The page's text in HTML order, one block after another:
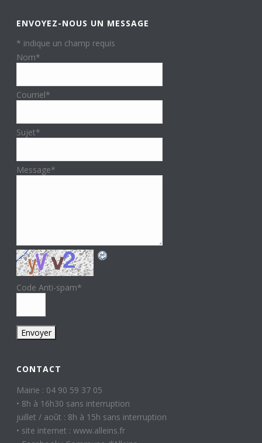
ENVOYEZ-NOUS UN MESSAGE
* indique un champ requis
Nom*
Courriel*
Sujet*
Message*
Code Anti-spam*
CONTACT
Mairie : 04 90 59 37 05
• 8h à 16h30 sans interruption
juillet / août : 8h à 15h sans interruption
• site internet : www.alleins.fr